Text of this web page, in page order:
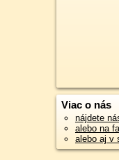
Viac o nás
nájdete
alebo na
alebo aj v